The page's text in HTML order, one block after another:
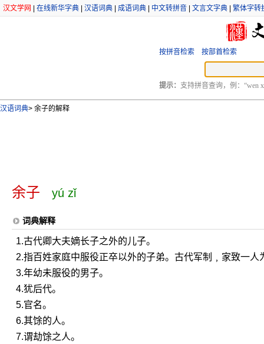
汉文学网 在线新华字典 汉语词典 成语词典 中文转拼音 文言文字典 繁体字转
按拼音检索 按部首检索
提示： 支持拼音查询，例：“wen
汉语词典> 余子的解释
余子 yú zǐ
词典解释
1.古代卿大夫嫡长子之外的儿子。
2.指百姓家庭中服役正卒以外的子弟。古代军制﹐家致一人
3.年幼未服役的男子。
4.犹后代。
5.官名。
6.其馀的人。
7.谓劫馀之人。